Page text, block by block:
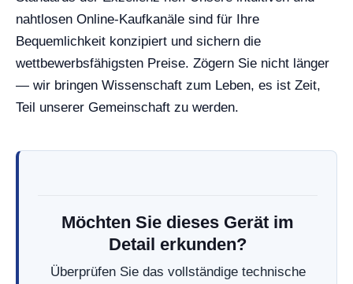
nahtlosen Online-Kaufkanäle sind für Ihre
Bequemlichkeit konzipiert und sichern die
wettbewerbsfähigsten Preise. Zögern Sie nicht länger
— wir bringen Wissenschaft zum Leben, es ist Zeit,
Teil unserer Gemeinschaft zu werden.
Möchten Sie dieses Gerät im
Detail erkunden?
Überprüfen Sie das vollständige technische